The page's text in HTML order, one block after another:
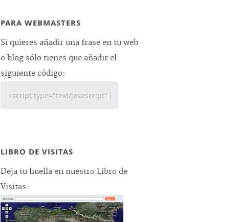
PARA WEBMASTERS
Si quieres añadir una frase en tu web
o blog sólo tienes que añadir el
siguiente código:
LIBRO DE VISITAS
Deja tu huella en nuestro Libro de
Visitas.